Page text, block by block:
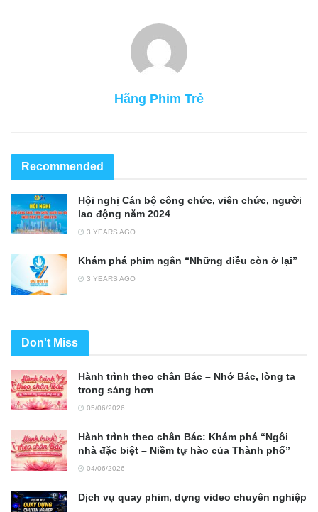
Hãng Phim Trẻ
Recommended
Hội nghị Cán bộ công chức, viên chức, người
lao động năm 2024
3 YEARS AGO
Khám phá phim ngắn “Những điều còn ở lại”
3 YEARS AGO
Don't Miss
Hành trình theo chân Bác – Nhớ Bác, lòng ta
trong sáng hơn
05/06/2026
Hành trình theo chân Bác: Khám phá “Ngôi
nhà đặc biệt – Niềm tự hào của Thành phố”
04/06/2026
Dịch vụ quay phim, dựng video chuyên nghiệp